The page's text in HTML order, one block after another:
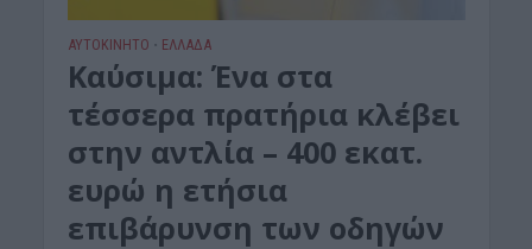
ΑΥΤΟΚΙΝΗΤΟ • ΕΛΛΑΔΑ
Καύσιμα: Ένα στα
τέσσερα πρατήρια κλέβει
στην αντλία – 400 εκατ.
ευρώ η ετήσια
επιβάρυνση των οδηγών